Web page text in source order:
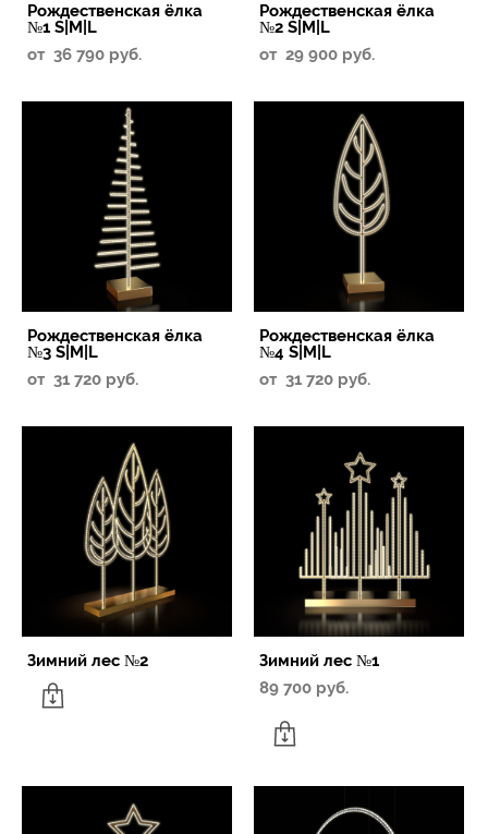
Рождественская ёлка
№1 S|M|L
от 36 790 pуб.
Рождественская ёлка
№2 S|M|L
от 29 900 pуб.
Рождественская ёлка
№3 S|M|L
от 31 720 pуб.
Рождественская ёлка
№4 S|M|L
от 31 720 pуб.
Зимний лес №2
Зимний лес №1
89 700 pуб.